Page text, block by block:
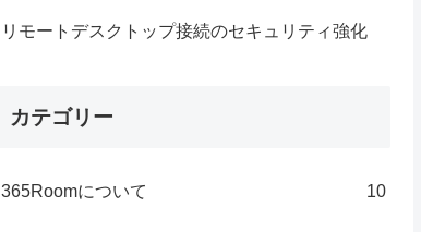
リモートデスクトップ接続のセキュリティ強化
カテゴリー
365Roomについて 10